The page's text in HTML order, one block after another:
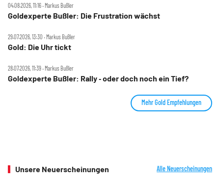
04.08.2026, 11:16 ‧ Markus Bußler
Goldexperte Bußler: Die Frustration wächst
29.07.2026, 13:30 ‧ Markus Bußler
Gold: Die Uhr tickt
28.07.2026, 11:39 ‧ Markus Bußler
Goldexperte Bußler: Rally ‑ oder doch noch ein Tief?
Mehr Gold Empfehlungen
Unsere Neuerscheinungen Alle Neuerscheinungen